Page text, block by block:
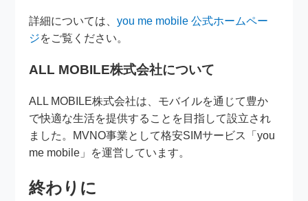
詳細については、you me mobile 公式ホームペー
ジをご覧ください。
ALL MOBILE株式会社について
ALL MOBILE株式会社は、モバイルを通じて豊か
で快適な生活を提供することを目指して設立され
ました。MVNO事業として格安SIMサービス「you
me mobile」を運営しています。
終わりに